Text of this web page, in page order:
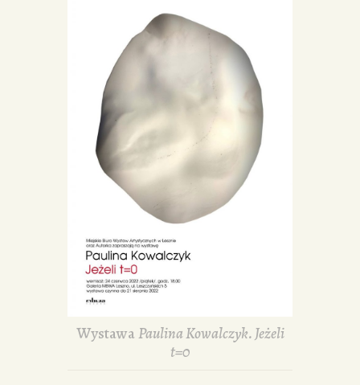
WystawaPaulina Kowalczyk. Jeżeli
t=0